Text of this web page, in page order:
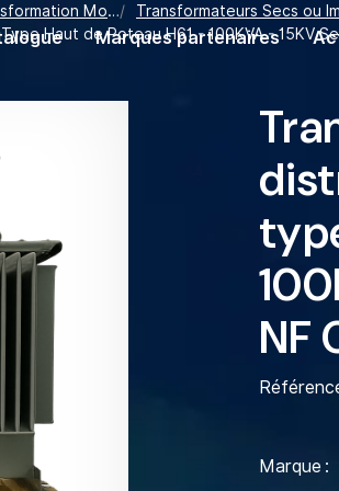
Marques partenaires
Moyenne Tension
Transformateurs Secs ou Immergés Dans L'huile
Haut de Poteau H61 - 100KVA - 15KV
NF
Marque